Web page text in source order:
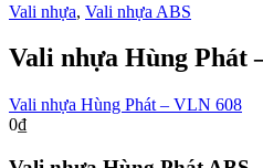
Vali nhựa, Vali nhựa ABS
Vali nhựa Hùng Phát
Vali nhựa Hùng Phát – VLN 608
0₫